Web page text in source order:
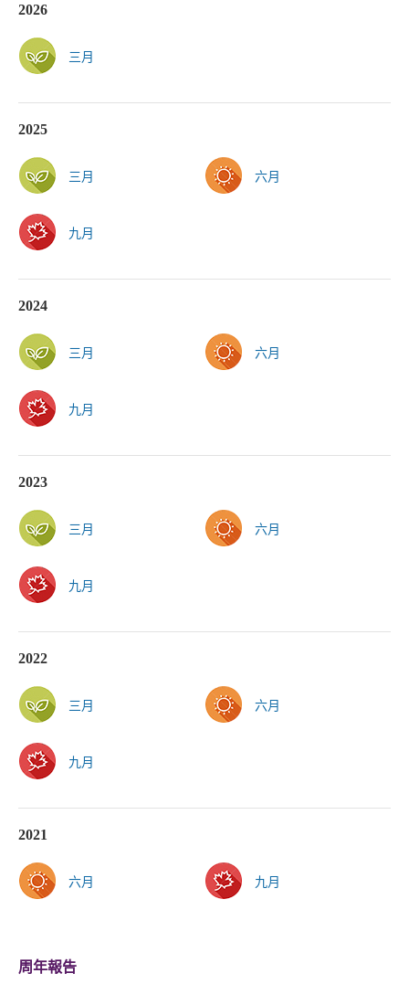
2026
三月
2025
三月 六月
九月
2024
三月 六月
九月
2023
三月 六月
九月
2022
三月 六月
九月
2021
六月 九月
周年報告